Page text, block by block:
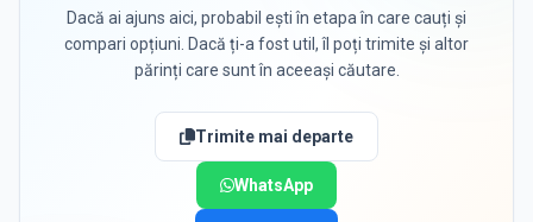
Dacă ai ajuns aici, probabil ești în etapa în care cauți și
compari opțiuni. Dacă ți-a fost util, îl poți trimite și altor
părinți care sunt în aceeași căutare.
Trimite mai departe
WhatsApp